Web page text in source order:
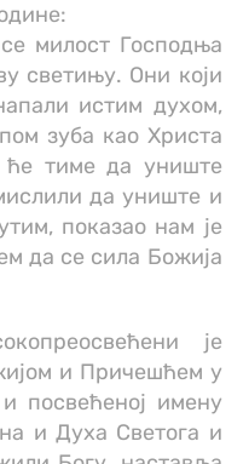
милост Господња
светињу. Они који
истим духом,
зуба као Христа
ће тиме да униште
да униште и
показао нам је
да се сила Божија
је
и Причешћем у
посвећеној имену
и Духа Светога и